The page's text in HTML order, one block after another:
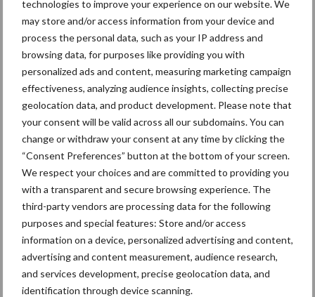
technologies to improve your experience on our website. We
may store and/or access information from your device and
process the personal data, such as your IP address and
browsing data, for purposes like providing you with
personalized ads and content, measuring marketing campaign
effectiveness, analyzing audience insights, collecting precise
geolocation data, and product development. Please note that
your consent will be valid across all our subdomains. You can
change or withdraw your consent at any time by clicking the
“Consent Preferences” button at the bottom of your screen.
We respect your choices and are committed to providing you
with a transparent and secure browsing experience. The
third-party vendors are processing data for the following
purposes and special features: Store and/or access
information on a device, personalized advertising and content,
advertising and content measurement, audience research,
and services development, precise geolocation data, and
identification through device scanning.
Primaire
Sidebar
Recent nieuws Partner nieuws
Grondstoffenmarkt blijft grillig:
droogte en geopolitiek houden
handel in de greep
Beregening Bijproducten
Toon meer